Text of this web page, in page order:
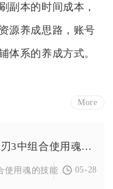
副本的时间成本，
源养成思路，账号
体系的养成方式。
More
如何在影之刃3中组合使用魂技能
使用魂的技能，核心是依
05-28